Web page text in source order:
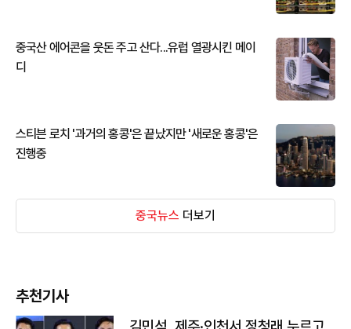
중국산 에어콘을 웃돈 주고 산다...유럽 열광시킨 메이
디
스티븐 로치 '과거의 홍콩'은 끝났지만 '새로운 홍콩'은
진행중
중국뉴스 더보기
추천기사